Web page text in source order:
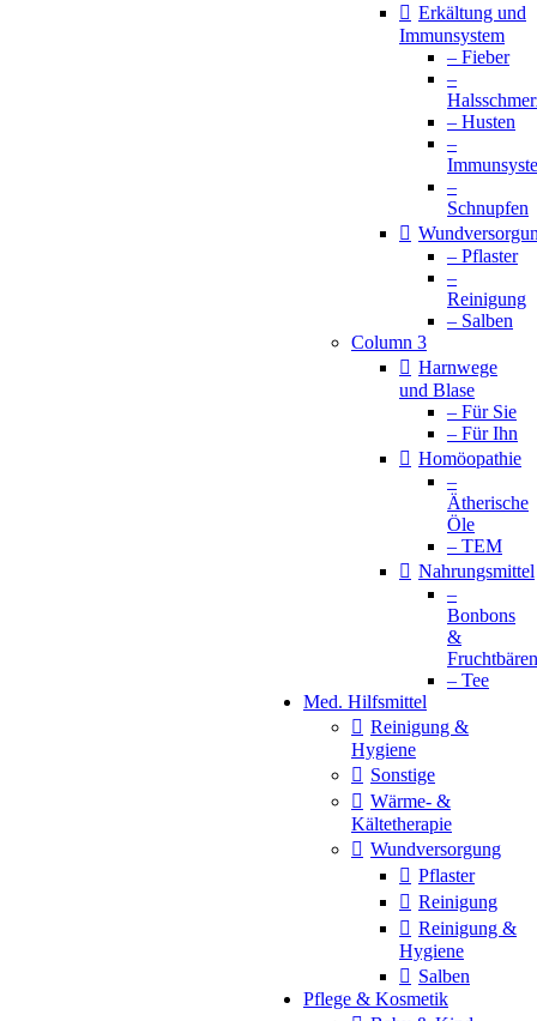
Erkältung und
Immunsystem
– Fieber
–
– Husten
–
–
Schnupfen
– Pflaster
–
Reinigung
– Salben
Column 3
Harnwege
und Blase
– Für Sie
– Für Ihn
Homöopathie
–
Ätherische
Öle
– TEM
Nahrungsmittel
–
Bonbons
&
Fruchtbären
– Tee
Med. Hilfsmittel
Reinigung &
Hygiene
Sonstige
Wärme- &
Kältetherapie
Wundversorgung
Pflaster
Reinigung
Reinigung &
Hygiene
Salben
Pflege & Kosmetik